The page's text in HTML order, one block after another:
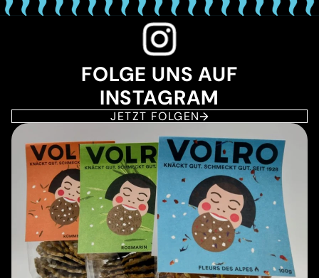
FOLGE UNS AUF
INSTAGRAM
JETZT FOLGEN